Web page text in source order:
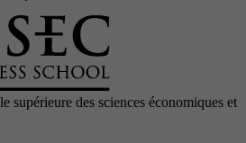
supérieure des sciences économiques et